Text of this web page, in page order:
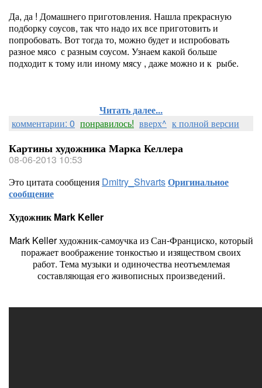
Да, да ! Домашнего приготовления. Нашла прекрасную
подборку соусов, так что надо их все приготовить и
попробовать. Вот тогда то, можно будет и испробовать
разное мясо с разным соусом. Узнаем какой больше
подходит к тому или иному мясу , даже можно и к рыбе.
Читать далее...
комментарии: 0 понравилось! вверх^ к полной версии
Картины художника Марка Келлера
08-06-2013 10:53
Это цитата сообщения Dmitry_ShvartsОригинальное
сообщение
Художник Mark Keller
Mark Keller художник-самоучка из Сан-Франциско, который
поражает воображение тонкостью и изяществом своих
работ. Тема музыки и одиночества неотъемлемая
составляющая его живописных произведений.